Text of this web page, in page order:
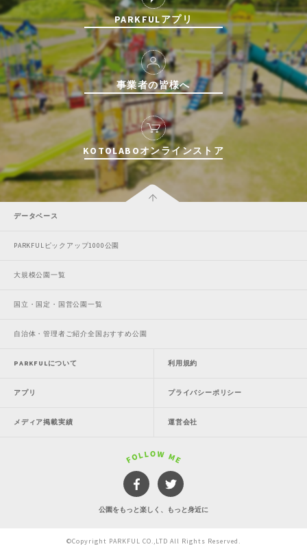
PARKFULアプリ
事業者の皆様へ
KOTOLABOオンラインストア
データベース
PARKFULピックアップ1000公園
大規模公園一覧
国立・国定・国営公園一覧
自治体・管理者ご紹介全国おすすめ公園
PARKFULについて
アプリ
メディア掲載実績
利用規約
プライバシーポリシー
運営会社
公園をもっと楽しく、もっと身近に
©Copyright PARKFUL CO.,LTD All Rights Reserved.